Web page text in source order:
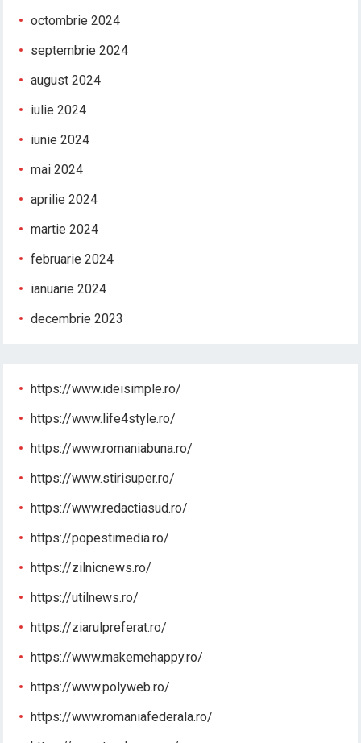
octombrie 2024
septembrie 2024
august 2024
iulie 2024
iunie 2024
mai 2024
aprilie 2024
martie 2024
februarie 2024
ianuarie 2024
decembrie 2023
https://www.ideisimple.ro/
https://www.life4style.ro/
https://www.romaniabuna.ro/
https://www.stirisuper.ro/
https://www.redactiasud.ro/
https://popestimedia.ro/
https://zilnicnews.ro/
https://utilnews.ro/
https://ziarulpreferat.ro/
https://www.makemehappy.ro/
https://www.polyweb.ro/
https://www.romaniafederala.ro/